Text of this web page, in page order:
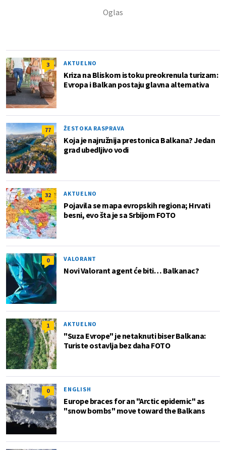
3 AKTUELNO
Kriza na Bliskom istoku preokrenula turizam:
Evropa i Balkan postaju glavna alternativa
77 ŽESTOKA RASPRAVA
Koja je najružnija prestonica Balkana? Jedan
grad ubedljivo vodi
32 AKTUELNO
Pojavila se mapa evropskih regiona; Hrvati
besni, evo šta je sa Srbijom FOTO
0 VALORANT
Novi Valorant agent će biti… Balkanac?
1 AKTUELNO
"Suza Evrope" je netaknuti biser Balkana:
Turiste ostavlja bez daha FOTO
0 ENGLISH
Europe braces for an "Arctic epidemic" as
"snow bombs" move toward the Balkans